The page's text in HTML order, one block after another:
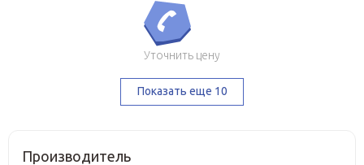
Производитель
Уточнить цену
Показать еще 10